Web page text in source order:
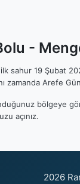
-
ilk sahur 19 Şubat
zamanda Arefe
bölgeye
açınız.
2026